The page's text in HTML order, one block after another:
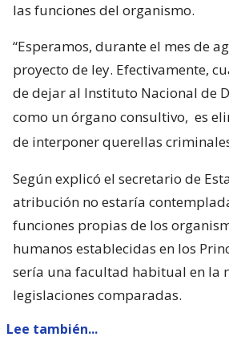
las funciones del organismo.
“Esperamos, durante el mes de
proyecto de ley. Efectivamente,
de dejar al Instituto Nacional de
como un órgano consultivo, es
de interponer querellas
Según explicó el secretario de
atribución no estaría
funciones propias de los
humanos establecidas en los
sería una facultad habitual en la
legislaciones comparadas.
Lee también...